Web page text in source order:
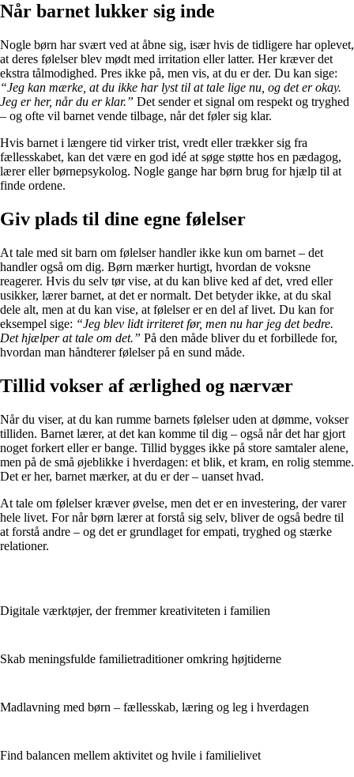
Når barnet lukker sig inde
Nogle børn har svært ved at åbne sig, især hvis de tidligere har oplevet,
at deres følelser blev mødt med irritation eller latter. Her kræver det
ekstra tålmodighed. Pres ikke på, men vis, at du er der. Du kan sige:
“Jeg kan mærke, at du ikke har lyst til at tale lige nu, og det er okay.
Jeg er her, når du er klar.” Det sender et signal om respekt og tryghed
– og ofte vil barnet vende tilbage, når det føler sig klar.
Hvis barnet i længere tid virker trist, vredt eller trækker sig fra
fællesskabet, kan det være en god idé at søge støtte hos en pædagog,
lærer eller børnepsykolog. Nogle gange har børn brug for hjælp til at
finde ordene.
Giv plads til dine egne følelser
At tale med sit barn om følelser handler ikke kun om barnet – det
handler også om dig. Børn mærker hurtigt, hvordan de voksne
reagerer. Hvis du selv tør vise, at du kan blive ked af det, vred eller
usikker, lærer barnet, at det er normalt. Det betyder ikke, at du skal
dele alt, men at du kan vise, at følelser er en del af livet. Du kan for
eksempel sige: “Jeg blev lidt irriteret før, men nu har jeg det bedre.
Det hjælper at tale om det.” På den måde bliver du et forbillede for,
hvordan man håndterer følelser på en sund måde.
Tillid vokser af ærlighed og nærvær
Når du viser, at du kan rumme barnets følelser uden at dømme, vokser
tilliden. Barnet lærer, at det kan komme til dig – også når det har gjort
noget forkert eller er bange. Tillid bygges ikke på store samtaler alene,
men på de små øjeblikke i hverdagen: et blik, et kram, en rolig stemme.
Det er her, barnet mærker, at du er der – uanset hvad.
At tale om følelser kræver øvelse, men det er en investering, der varer
hele livet. For når børn lærer at forstå sig selv, bliver de også bedre til
at forstå andre – og det er grundlaget for empati, tryghed og stærke
relationer.
Digitale værktøjer, der fremmer kreativiteten i familien
Skab meningsfulde familietraditioner omkring højtiderne
Madlavning med børn – fællesskab, læring og leg i hverdagen
Find balancen mellem aktivitet og hvile i familielivet